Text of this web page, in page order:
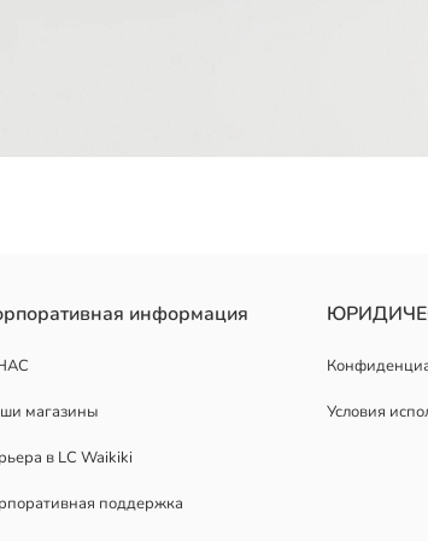
рукавом. Один в полоску, другой с принтом
информация
магазины
в LC Waikiki
поддержка
Условия